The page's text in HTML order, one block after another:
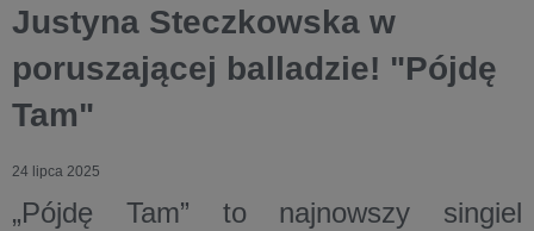
Justyna Steczkowska w
poruszającej balladzie! "Pójdę
Tam"
24 lipca 2025
„Pójdę Tam” to najnowszy singiel